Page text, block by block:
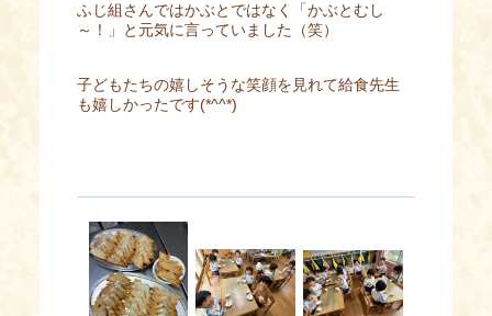
ふじ組さんではかぶとではなく「かぶとむし
～！」と元気に言っていました（笑）
子どもたちの嬉しそうな笑顔を見れて給食先生
も嬉しかったです(*^^*)